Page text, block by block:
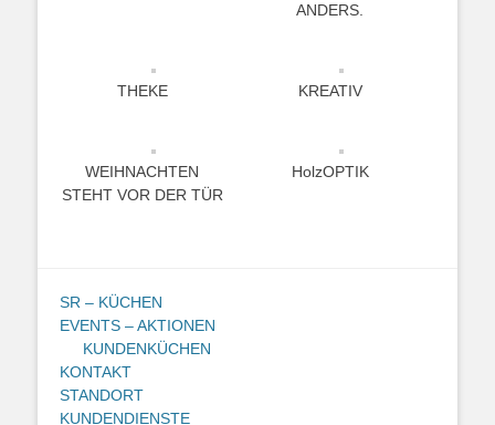
ANDERS.
THEKE KREATIV
WEIHNACHTEN
STEHT VOR DER TÜR
HolzOPTIK
SR – KÜCHEN
EVENTS – AKTIONEN
KUNDENKÜCHEN
KONTAKT
STANDORT
KUNDENDIENSTE